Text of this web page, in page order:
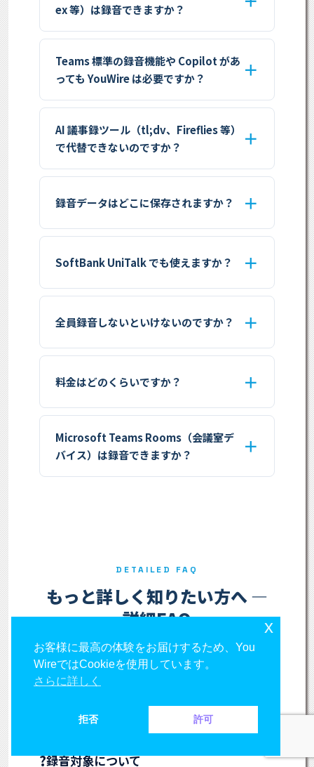
ex 等）は録音できますか？
Teams 標準の録音機能や Copilot があ
っても YouWire は必要ですか？
AI 議事録ツール（tl;dv、Fireflies 等）
で代替できないのですか？
録音データはどこに保存されますか？
SoftBank UniTalk でも使えますか？
全員録音しないといけないのですか？
料金はどのくらいですか？
Microsoft Teams Rooms（会議室デ
バイス）は録音できますか？
DETAILED FAQ
もっと詳しく知りたい方へ —
詳細FAQ
Teams電話・Teams会議のコンプライアンス
録音について、導入検討の段階でよくいただく
技術仕様・法令・運用ルールに関する質問をカ
テゴリ別にまとめました。
?録音対象について
お客様に最高の体験をお届けするため、You
WireではCookieを使用しています。
さらに詳しく
拒否 許可
x